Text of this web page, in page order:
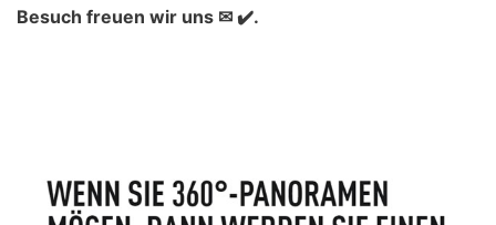
Besuch freuen wir uns ✉ ✔️.